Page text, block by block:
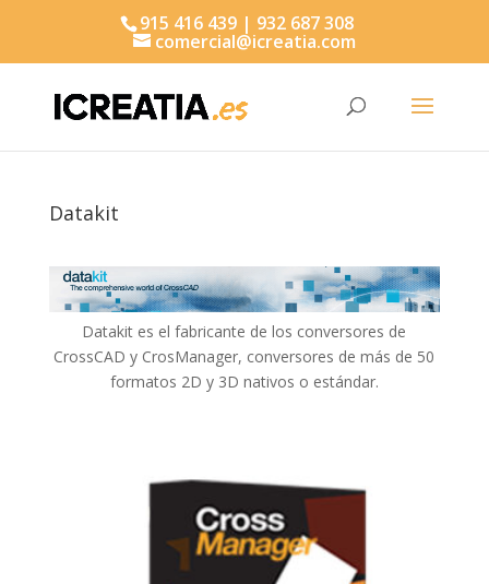
915 416 439 | 932 687 308
comercial@icreatia.com
Datakit
Datakit es el fabricante de los conversores de
CrossCAD y CrosManager, conversores de más de 50
formatos 2D y 3D nativos o estándar.